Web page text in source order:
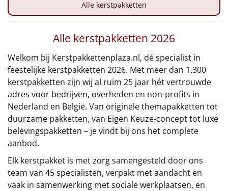
€50 tot €55
€55 tot €75
€75 tot €100
€100 en hoger
Alle kerstpakketten 2026
Thema
Origineel
Rituals
Alle kerstpakketten
Alle kerstpakketten 2026
Welkom bij Kerstpakkettenplaza.nl, dé specialist in
feestelijke kerstpakketten 2026. Met meer dan 1.300
kerstpakketten zijn wij al ruim 25 jaar hét vertrouwde
adres voor bedrijven, overheden en non-profits in
Nederland en België. Van originele themapakketten tot
duurzame pakketten, van Eigen Keuze-concept tot luxe
belevingspakketten – je vindt bij ons het complete
aanbod.
Elk kerstpakket is met zorg samengesteld door ons
team van 45 specialisten, verpakt met aandacht en
vaak in samenwerking met sociale werkplaatsen, en